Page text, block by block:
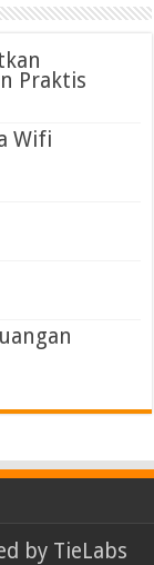
Praktis
Wifi
by TieLabs